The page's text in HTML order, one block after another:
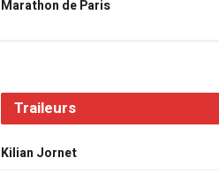
Marathon de Paris
Traileurs
Kilian Jornet